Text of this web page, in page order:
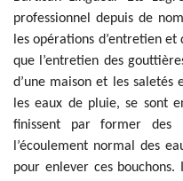
professionnel depuis de
les opérations d’entretien
que l’entretien des
d’une maison et les saletés
les eaux de pluie, se sont
finissent par former des
l’écoulement normal des
pour enlever ces